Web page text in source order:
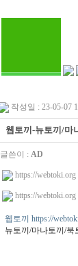
작성일 : 23-05-07
웹토끼-뉴토끼/마
글쓴이 : AD
https://webtoki.org
https://webtoki.org
웹토끼 https://
뉴토끼/마나토끼/